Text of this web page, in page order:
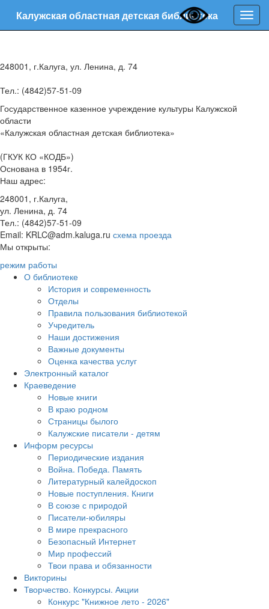
Калужская областная детская библиотека
248001, г.Калуга, ул. Ленина, д. 74
Тел.: (4842)57-51-09
Государственное казенное учреждение культуры Калужской
области
«Калужская областная детская библиотека»
(ГКУК КО «КОДБ»)
Основана в 1954г.
Наш адрес:
248001, г.Калуга,
ул. Ленина, д. 74
Тел.: (4842)57-51-09
Email: KRLC@adm.kaluga.ru схема проезда
Мы открыты:
режим работы
О библиотеке
История и современность
Отделы
Правила пользования библиотекой
Учредитель
Наши достижения
Важные документы
Оценка качества услуг
Электронный каталог
Краеведение
Новые книги
В краю родном
Страницы былого
Калужские писатели - детям
Информ ресурсы
Периодические издания
Война. Победа. Память
Литературный калейдоскоп
Новые поступления. Книги
В союзе с природой
Писатели-юбиляры
В мире прекрасного
Безопасный Интернет
Мир профессий
Твои права и обязанности
Викторины
Творчество. Конкурсы. Акции
Конкурс "Книжное лето - 2026"